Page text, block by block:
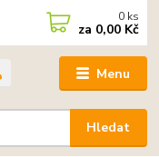
Menu
Hledat
0 ks
za 0,00 Kč